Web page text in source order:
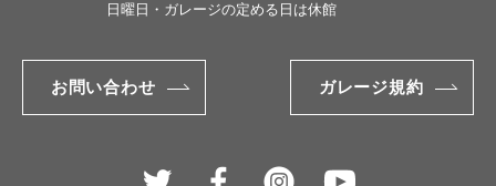
日曜日・ガレージの定める日は休館
お問い合わせ ガレージ規約